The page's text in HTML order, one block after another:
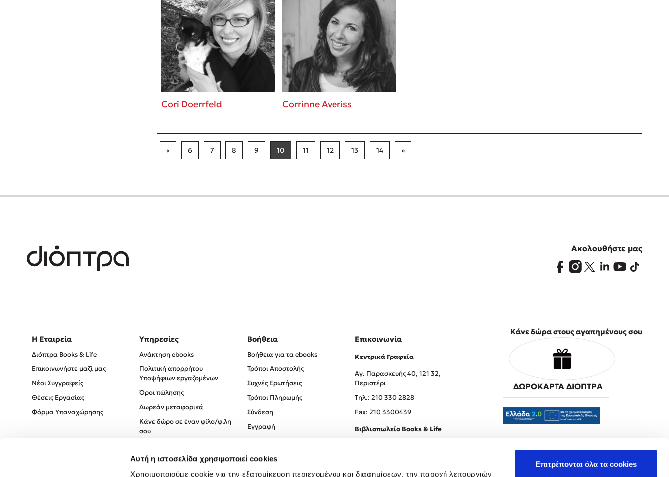
Αυτή η ιστοσελίδα χρησιμοποιεί cookies
Χρησιμοποιούμε cookie για την εξατομίκευση περιεχομένου και διαφημίσεων, την παροχή λειτουργιών
Επιτρέπονται όλα τα cookies
Cori Doerrfeld Corrinne Averiss
« 6 7 8 9 10 11 12 13 14 »
Ακολουθήστε μας
Η Εταιρεία
Διόπτρα Books & Life
Επικοινωνήστε μαζί μας
Νέοι Συγγραφείς
Θέσεις Εργασίας
Φόρμα Υπαναχώρησης
Υπηρεσίες
Ανάκτηση ebooks
Πολιτική απορρήτου
Υποψήφιων εργαζομένων
Όροι πώλησης
Δωρεάν μεταφορικά
Κάνε δώρο σε έναν φίλο/φίλη
σου
Πολιτική Απορρήτου
Όροι χρήσης
Βοήθεια
Βοήθεια για τα ebooks
Τρόποι Αποστολής
Συχνές Ερωτήσεις
Τρόποι Πληρωμής
Σύνδεση
Εγγραφή
Επικοινωνία
Κεντρικά Γραφεία
Αγ. Παρασκευής 40, 121 32,
Περιστέρι
Tηλ.: 210 330 2828
Fax: 210 3300439
Βιβλιοπωλείο Books & Life
Κάνε δώρα στους αγαπημένους σου
ΔΩΡΟΚΑΡΤΑ ΔΙΟΠΤΡΑ